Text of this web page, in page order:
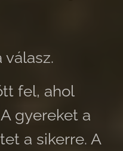
fel, ahol
gyereket a
a sikerre. A